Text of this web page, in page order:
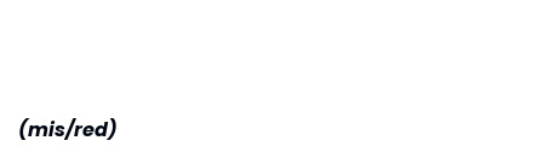
(mis/red)